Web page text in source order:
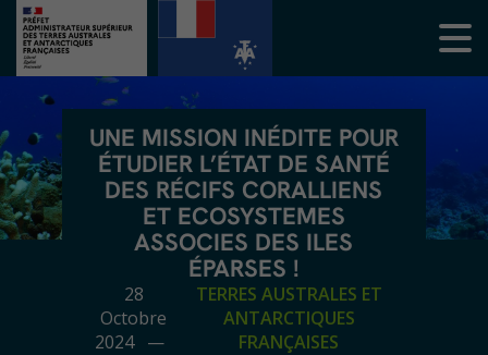
UNE MISSION INÉDITE POUR
ÉTUDIER L’ÉTAT DE SANTÉ
DES RÉCIFS CORALLIENS
ET ECOSYSTEMES
ASSOCIES DES ILES
ÉPARSES !
28
Octobre
2024 —
TERRES AUSTRALES ET
ANTARCTIQUES
FRANÇAISES